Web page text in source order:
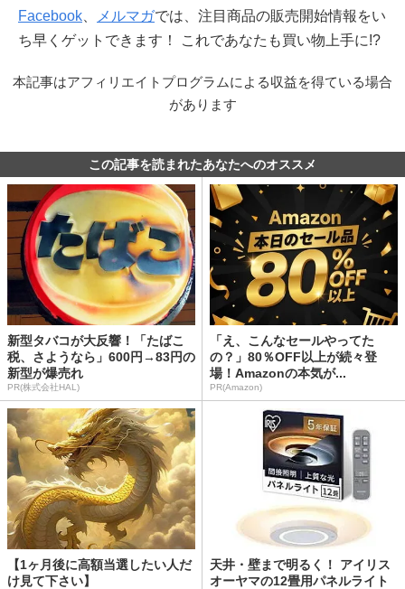
Facebook
メルマガでは、注目商品の販売開始情報をい
ち早くゲットできます！ これであなたも買い物上手に!?
本記事はアフィリエイトプログラムによる収益を得ている場合
があります
この記事を読まれたあなたへのオススメ
新型タバコが大反響！「たばこ
税、さようなら」600円→83円の
新型が爆売れ
PR(株式会社HAL)
「え、こんなセールやってた
の？」80％OFF以上が続々登
場！Amazonの本気が...
PR(Amazon)
【1ヶ月後に高額当選したい人だ
け見て下さい】
天井・壁まで明るく！ アイリス
オーヤマの12畳用パネルライト